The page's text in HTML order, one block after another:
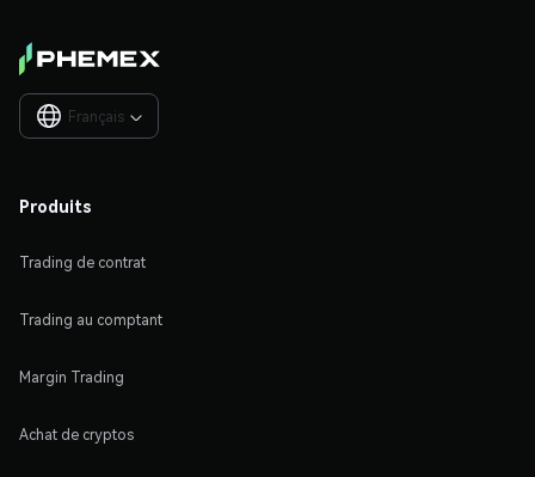
Français 
Produits
Trading de contrat
Trading au comptant
Margin Trading
Achat de cryptos